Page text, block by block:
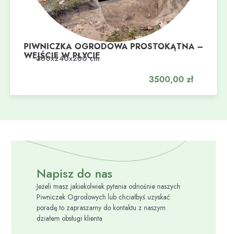
PIWNICZKA OGRODOWA PROSTOKĄTNA –
WEJŚCIE W PŁYCIE
300x240x200 cm
3500,00 zł
Dodaj do koszyka
Napisz do nas
Jeżeli masz jakiekolwiek pytania odnośnie naszych
Piwniczek Ogrodowych lub chciałbyś uzyskać
poradę to zapraszamy do kontaktu z naszym
działem obsługi klienta